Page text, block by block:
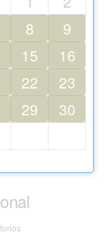
8
9
15
16
22
23
29
30